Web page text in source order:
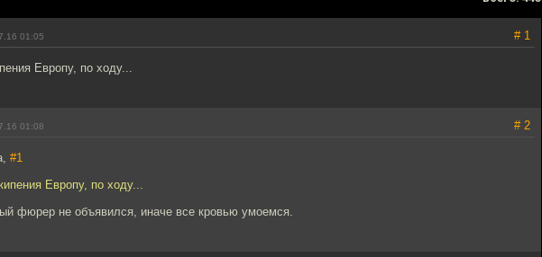
01:05 # 1
Европу, по ходу...
01:08 # 2
#1
Европу, по ходу...
фюрер не объявился, иначе все кровью умоемся.